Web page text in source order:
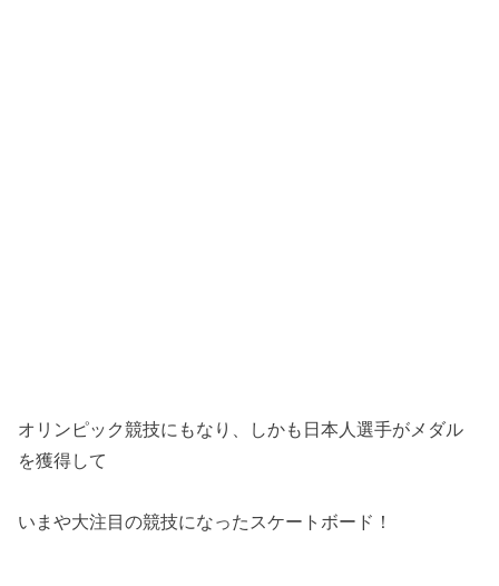
オリンピック競技にもなり、しかも日本人選手がメダル
を獲得して
いまや大注目の競技になったスケートボード！